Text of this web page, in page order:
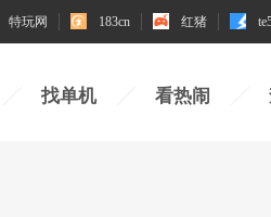
特玩网 183cn 红猪
找单机 看热闹